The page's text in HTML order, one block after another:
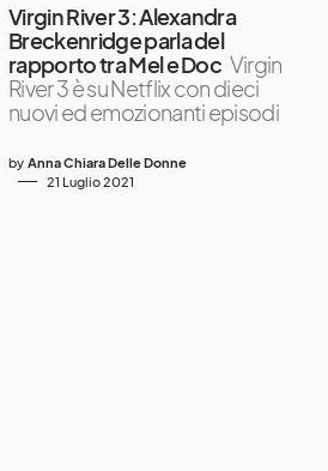
Virgin River 3: Alexandra
Breckenridge parla del
rapporto tra Mel e Doc Virgin
River 3 è su Netflix con dieci
nuovi ed emozionanti episodi
by Anna Chiara Delle Donne
21 Luglio 2021